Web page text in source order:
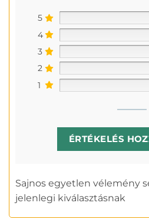
5
4
3
2
1
ÉRTÉKELÉS
Sajnos egyetlen vélemény
jelenlegi kiválasztásnak